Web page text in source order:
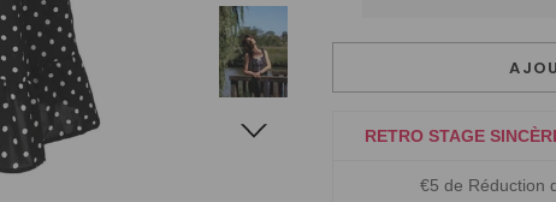
RETRO STAGE
€5 de Réduction